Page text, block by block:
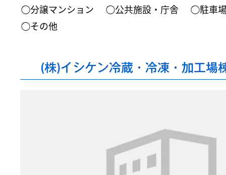
◯分譲マンション
◯公共施設・庁舎
◯駐車
◯その他
(株)イシケン冷蔵・冷凍・加工場